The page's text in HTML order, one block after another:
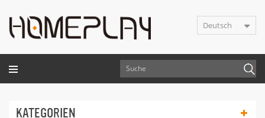
Deutsch
KATEGORIEN